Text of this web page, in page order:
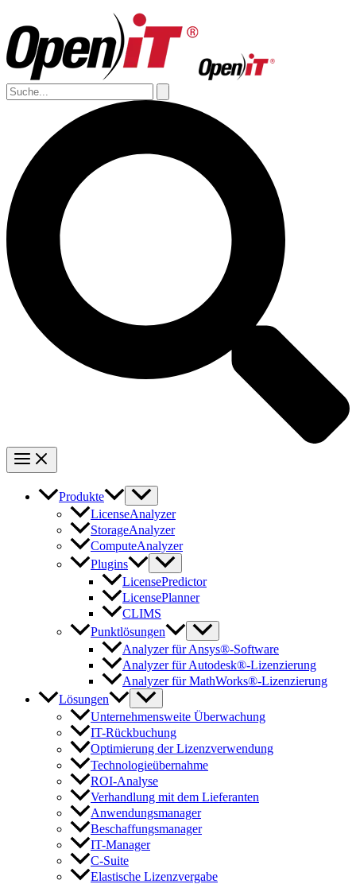
Produkte
LicenseAnalyzer
StorageAnalyzer
ComputeAnalyzer
Plugins
LicensePredictor
LicensePlanner
CLIMS
Punktlösungen
Analyzer für Ansys®-Software
Analyzer für Autodesk®-Lizenzierung
Analyzer für MathWorks®-Lizenzierung
Lösungen
Unternehmensweite Überwachung
IT-Rückbuchung
Optimierung der Lizenzverwendung
Technologieübernahme
ROI-Analyse
Verhandlung mit dem Lieferanten
Anwendungsmanager
Beschaffungsmanager
IT-Manager
C-Suite
Elastische Lizenzvergabe